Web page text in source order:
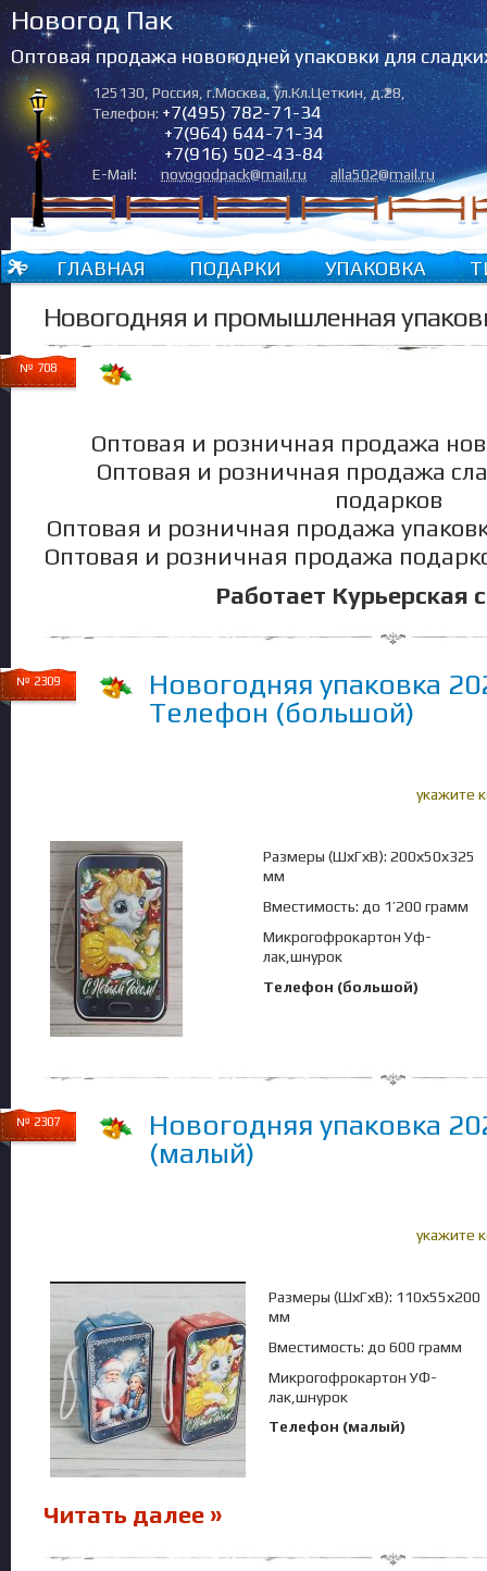
Новогод Пак
Оптовая продажа новогодней упаковки для
125130,Россия,г.Москва,ул.Кл.Цеткин, д.28
Телефон: +7(495) 782-71-34
+7(964) 644-71-34
+7(916) 502-43-84
E-Mail: novogodpack@mail.ru alla502@mail.ru
ГЛАВНАЯ ПОДАРКИ УПАКОВКА
Новогодняя и промышленная
№ 708
Оптовая и розничная продажа
Оптовая и розничная продажа
подарков
Оптовая и розничная продажа
Оптовая и розничная продажа
Работает Курьерская
№ 2309
Новогодняя упаковка
Телефон (большой)
укажите
Размеры (ШхГхВ): 200х50х325
мм
Вместимость: до 1’200 грамм
Микрогофрокартон Уф-
лак,шнурок
Телефон (большой)
№ 2307
Новогодняя упаковка
(малый)
укажите
Размеры (ШхГхВ): 110х55х200
мм
Вместимость: до 600 грамм
Микрогофрокартон УФ-
лак,шнурок
Телефон (малый)
Читать далее »